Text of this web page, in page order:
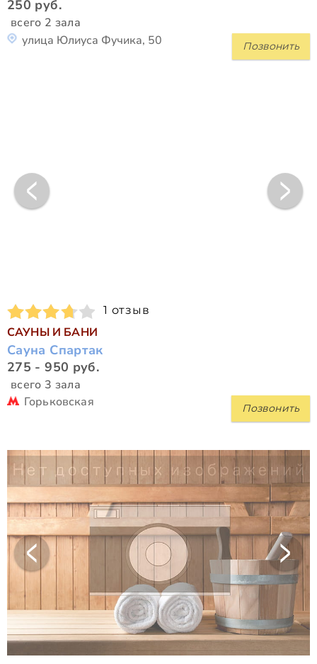
250 руб.
всего 2 зала
Позвонить
улица Юлиуса Фучика, 50
1 отзыв
САУНЫ И БАНИ
Сауна Спартак
275 - 950 руб.
всего 3 зала
Позвонить
Горьковская